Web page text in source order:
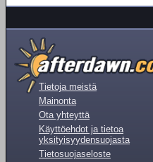
Tietoja meistä
Mainonta
Ota yhteyttä
Käyttöehdot ja tietoa
yksityisyydensuojasta
Tietosuojaseloste